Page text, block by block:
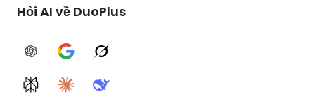
Hỏi AI về DuoPlus
ChatGPTGoogle AIGrok
PerplexityClaudeDeepSeek